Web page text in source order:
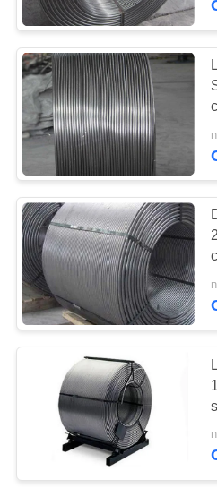
NOUS
DEMANDEZ
UNE
CITATION
NOUVELLES
Briquettes
Scories
d'alliage